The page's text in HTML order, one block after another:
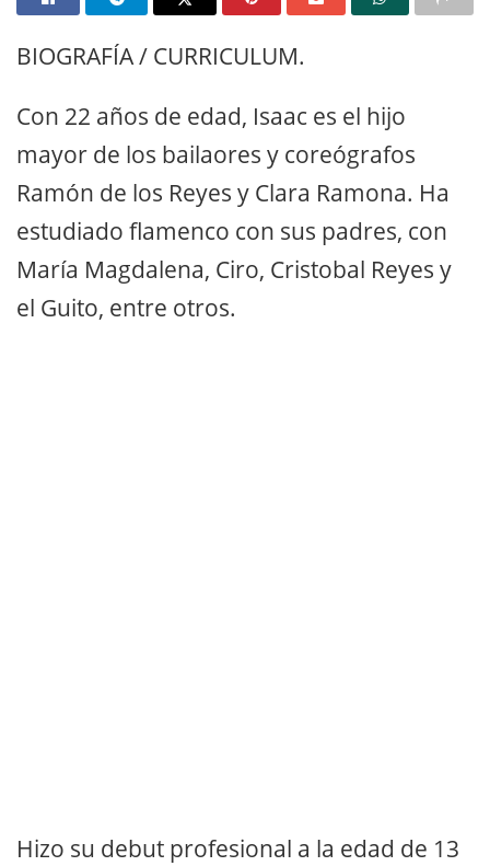
BIOGRAFÍA / CURRICULUM.
Con 22 años de edad, Isaac es el hijo
mayor de los bailaores y coreógrafos
Ramón de los Reyes y Clara Ramona. Ha
estudiado flamenco con sus padres, con
María Magdalena, Ciro, Cristobal Reyes y
el Guito, entre otros.
Hizo su debut profesional a la edad de 13